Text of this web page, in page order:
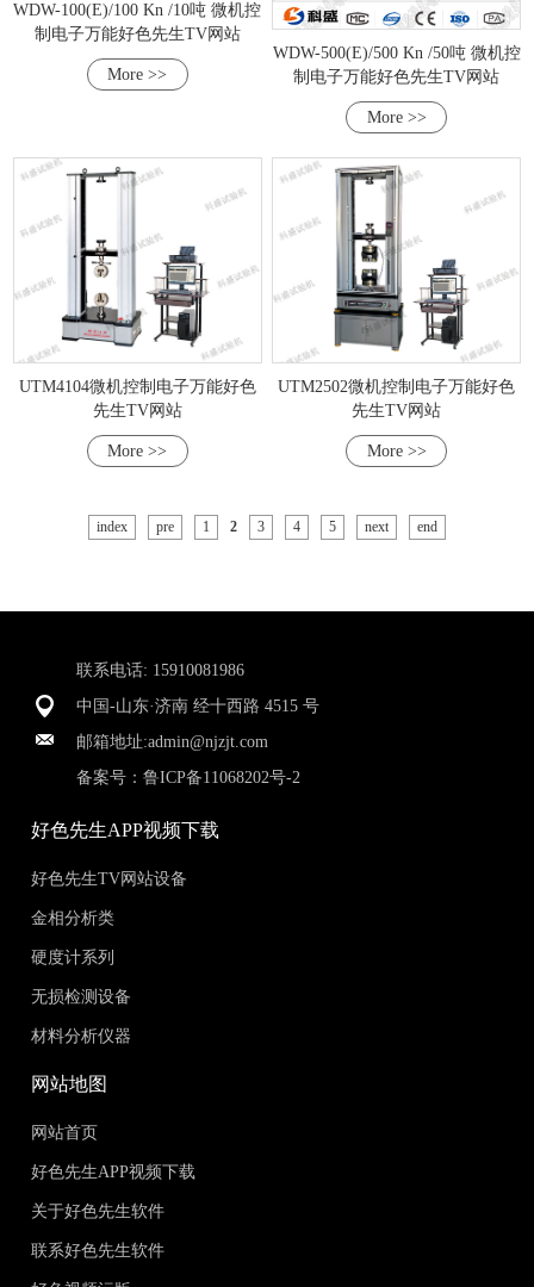
WDW-100(E)/100 Kn /10吨 微机控
制电子万能好色先生TV网站
More >>
WDW-500(E)/500 Kn /50吨 微机控
制电子万能好色先生TV网站
More >>
UTM4104微机控制电子万能好色
先生TV网站
More >>
UTM2502微机控制电子万能好色
先生TV网站
More >>
index pre 1 2 3 4 5 next end
联系电话: 15910081986
中国-山东·济南 经十西路 4515 号
邮箱地址:admin@njzjt.com
备案号：鲁ICP备11068202号-2
好色先生APP视频下载
好色先生TV网站设备
金相分析类
硬度计系列
无损检测设备
材料分析仪器
网站地图
网站首页
好色先生APP视频下载
关于好色先生软件
联系好色先生软件